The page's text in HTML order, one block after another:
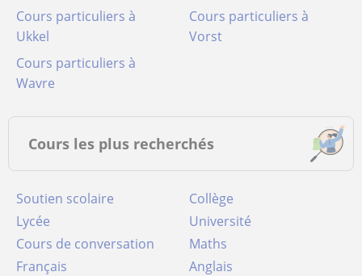
Cours particuliers à
Ukkel
Cours particuliers à
Vorst
Cours particuliers à
Wavre
Cours les plus recherchés
Soutien scolaire
Collège
Lycée
Université
Cours de conversation
Maths
Français
Anglais